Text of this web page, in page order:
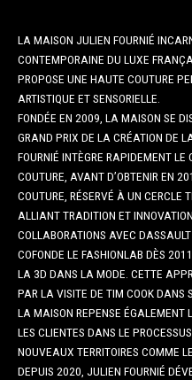
LA MAISON JULIEN FOURNIÉ
CONTEMPORAINE DU LUXE
PROPOSE UNE HAUTE COUTURE
ARTISTIQUE ET SENSORIELLE.
FONDÉE EN 2009, LA MAISON SE
GRAND PRIX DE LA CRÉATION DE
FOURNIÉ INTÈGRE RAPIDEMENT
COUTURE, AVANT D’OBTENIR EN
COUTURE, RÉSERVÉ À UN CERCLE
ALLIANT TRADITION ET
COLLABORATIONS AVEC
COFONDE LE FASHIONLAB DÈS
LA 3D DANS LA MODE. CETTE
PAR LA VISITE DE TIM COOK DANS
LA MAISON REPENSE ÉGALEMENT
LES CLIENTES DANS LE
NOUVEAUX TERRITOIRES COMME
DEPUIS 2020, JULIEN FOURNIÉ